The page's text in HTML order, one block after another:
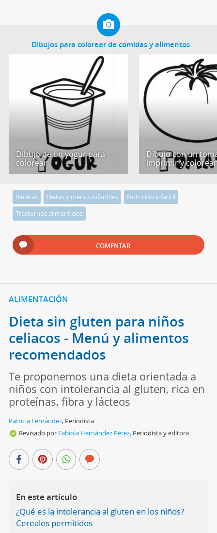
Dibujos para colorear de comidas y alimentos
Dibujo de un yogur para
colorear
Dibujo con un
imprimir y colorear
Recetas Dietas y menús infantiles
Nutrición infantil
Trastornos alimenticios
COMENTAR
ALIMENTACIÓN
Dieta sin gluten para niños
celiacos - Menú y alimentos
recomendados
Te proponemos una dieta orientada a
niños con intolerancia al gluten, rica en
proteínas, fibra y lácteos
Patricia Fernández, Periodista
Revisado por Fabiola Hernández Pérez, Periodista y editora
En este artículo
¿Qué es la intolerancia al gluten en los niños?
Cereales permitidos